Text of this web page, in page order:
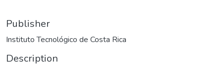
Publisher
Instituto Tecnológico de Costa Rica
Description